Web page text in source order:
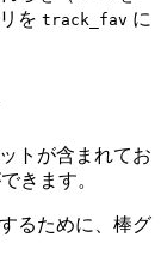
を track_fav に
トが含まれてお
きます。
るために、棒グ